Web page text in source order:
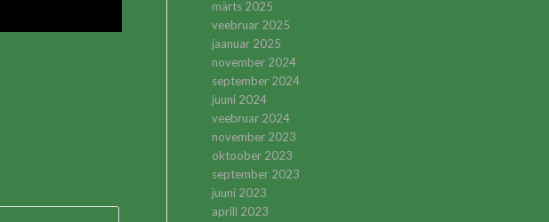
märts 2025
veebruar 2025
jaanuar 2025
november 2024
september 2024
juuni 2024
veebruar 2024
november 2023
oktoober 2023
september 2023
juuni 2023
aprill 2023